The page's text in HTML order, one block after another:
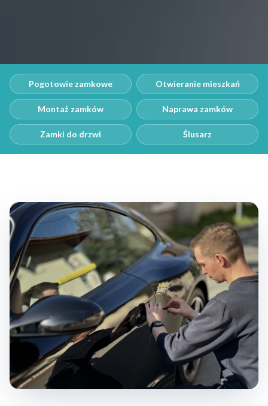
Pogotowie zamkowe Otwieranie mieszkań
Montaż zamków Naprawa zamków
Zamki do drzwi Ślusarz